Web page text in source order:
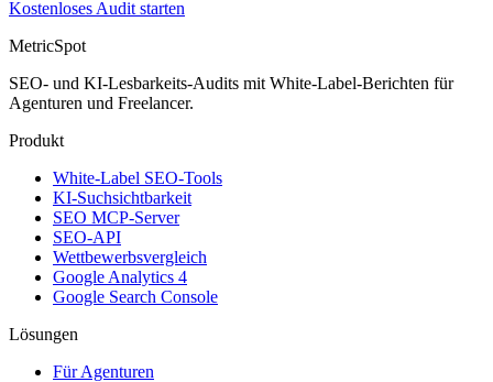
Kostenloses Audit starten
MetricSpot
SEO- und KI-Lesbarkeits-Audits mit White-Label-Berichten für
Agenturen und Freelancer.
Produkt
White-Label SEO-Tools
KI-Suchsichtbarkeit
SEO MCP-Server
SEO-API
Wettbewerbsvergleich
Google Analytics 4
Google Search Console
Lösungen
Für Agenturen